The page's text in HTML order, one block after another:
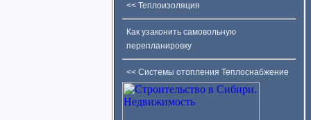
<< Теплоизоляция
Как узаконить самовольную
перепланировку
<< Системы отопления Теплоснабжение